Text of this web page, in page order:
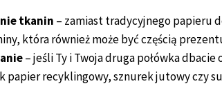
tkanin – zamiast tradycyjnego papieru
która również może być częścią
– jeśli Ty i Twoja druga połówka
papier recyklingowy, sznurek jutowy czy